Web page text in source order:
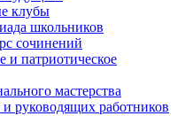
клубы
школьников
сочинений
и патриотическое
мастерства
и руководящих работников